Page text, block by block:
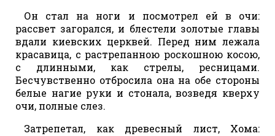
Он стал на ноги и посмотрел ей в очи:
рассвет загорался, и блестели золотые главы
вдали киевских церквей. Перед ним лежала
красавица, с растрепанною роскошною косою,
с длинными, как стрелы, ресницами.
Бесчувственно отбросила она на обе стороны
белые нагие руки и стонала, возведя кверху
очи, полные слез.
Затрепетал, как древесный лист, Хома: